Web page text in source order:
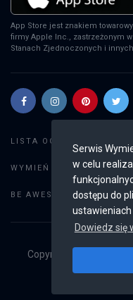
Serwis
w celu
dostępu do
Dowiedz się
App Store jest znakiem
firmy Apple Inc., zastrzeżonym w
Stanach Zjednoczonych i innych
LISTA OGŁOSZEŃ:
WYMIEŃ GRY: Dodaj
BE AWESOME:
Copyright © 2019 - 2026